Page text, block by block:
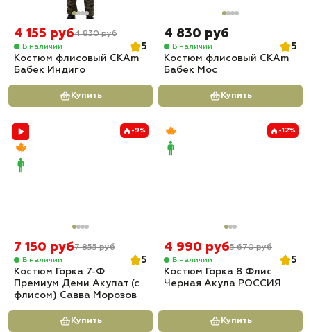
4 155 руб4 830 руб
В наличии
5
Костюм флисовый СКАm
Бабек Индиго
Купить
4 830 руб
В наличии
5
Костюм флисовый СКАm
Бабек Мос
Купить
-9%
7 150 руб7 855 руб
В наличии
5
Костюм Горка 7-Ф
Премиум Деми Акупат (с
флисом) Савва Морозов
Купить
-12%
4 990 руб5 670 руб
В наличии
5
Костюм Горка 8 Флис
Черная Акула РОССИЯ
Купить